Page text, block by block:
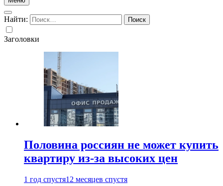
Найти:
Заголовки
Половина россиян не может купить
квартиру из-за высоких цен
1 год спустя12 месяцев спустя